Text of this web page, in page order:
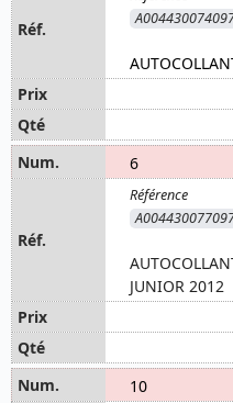
6
JUNIOR 2012
10